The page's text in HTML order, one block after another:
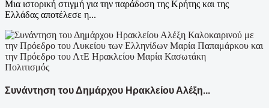
Μια ιστορική στιγμή για την παράδοση της Κρήτης και της
Ελλάδας αποτέλεσε η...
Πολιτισμός
Συνάντηση του Δημάρχου Ηρακλείου Αλέξη...